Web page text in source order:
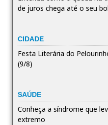
de juros chega até o seu
CIDADE
Festa Literária do
(9/8)
SAÚDE
Conheça a síndrome que
extremo